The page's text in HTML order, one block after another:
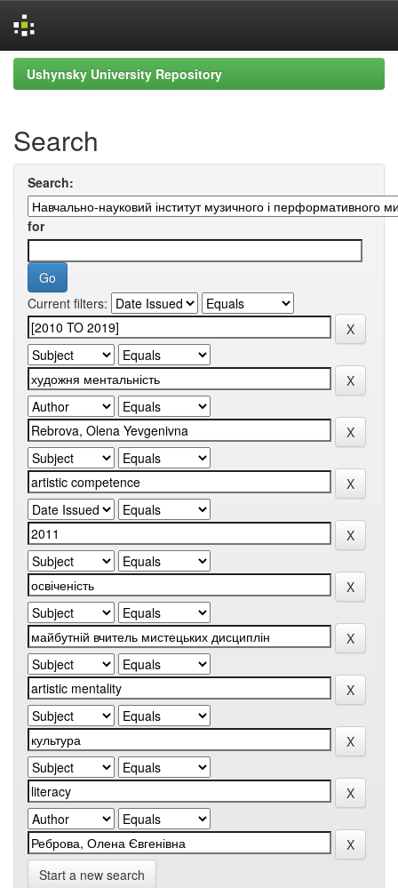
Skip
navigation
Ushynsky University Repository
Search
Search:
for
Current filters:
Start a new search